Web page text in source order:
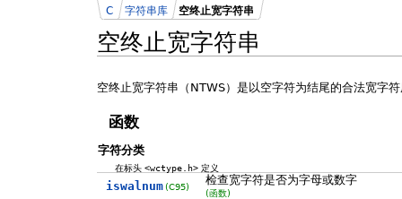
空终止宽字符串
C 字符串库 空终止宽字符串
空终止宽字符串（NTWS）是以空字符为结尾的合法宽字
函数
字符分类
在标头<wctype.h> 定义
iswalnum (C95) 检查宽字符是否为字母或数字
(函数)